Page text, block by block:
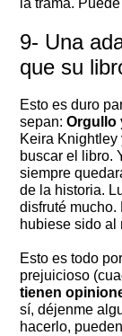
la trama.
9- Una
que su
Esto es duro
sepan: Orgullo
Keira Knightley
buscar el libro.
siempre
de la historia.
disfruté
hubiese sido al
Esto es todo
prejuicioso
tienen
sí, déjenme
hacerlo,